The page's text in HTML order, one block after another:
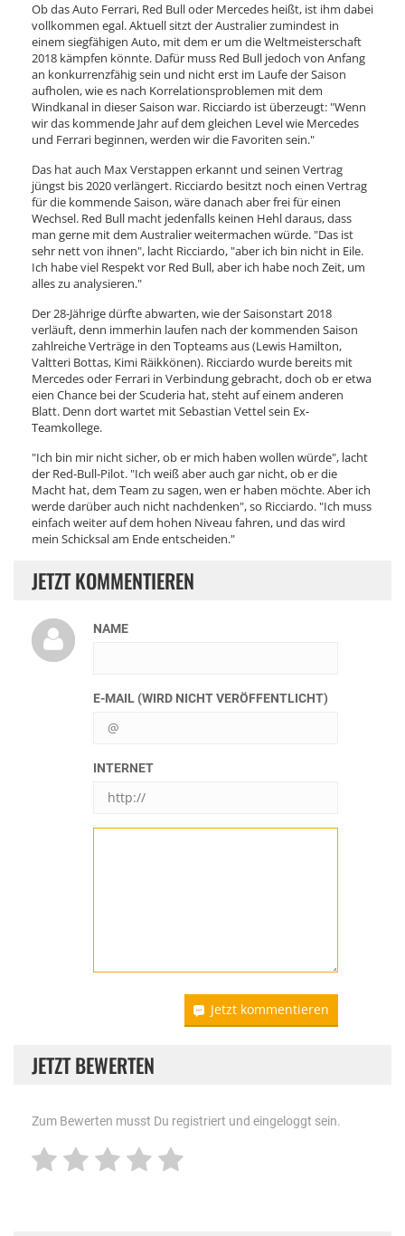
Ob das Auto Ferrari, Red Bull oder Mercedes heißt, ist ihm dabei
vollkommen egal. Aktuell sitzt der Australier zumindest in
einem siegfähigen Auto, mit dem er um die Weltmeisterschaft
2018 kämpfen könnte. Dafür muss Red Bull jedoch von Anfang
an konkurrenzfähig sein und nicht erst im Laufe der Saison
aufholen, wie es nach Korrelationsproblemen mit dem
Windkanal in dieser Saison war. Ricciardo ist überzeugt: "Wenn
wir das kommende Jahr auf dem gleichen Level wie Mercedes
und Ferrari beginnen, werden wir die Favoriten sein."
Das hat auch Max Verstappen erkannt und seinen Vertrag
jüngst bis 2020 verlängert. Ricciardo besitzt noch einen Vertrag
für die kommende Saison, wäre danach aber frei für einen
Wechsel. Red Bull macht jedenfalls keinen Hehl daraus, dass
man gerne mit dem Australier weitermachen würde. "Das ist
sehr nett von ihnen", lacht Ricciardo, "aber ich bin nicht in Eile.
Ich habe viel Respekt vor Red Bull, aber ich habe noch Zeit, um
alles zu analysieren."
Der 28-Jährige dürfte abwarten, wie der Saisonstart 2018
verläuft, denn immerhin laufen nach der kommenden Saison
zahlreiche Verträge in den Topteams aus (Lewis Hamilton,
Valtteri Bottas, Kimi Räikkönen). Ricciardo wurde bereits mit
Mercedes oder Ferrari in Verbindung gebracht, doch ob er etwa
eien Chance bei der Scuderia hat, steht auf einem anderen
Blatt. Denn dort wartet mit Sebastian Vettel sein Ex-
Teamkollege.
"Ich bin mir nicht sicher, ob er mich haben wollen würde", lacht
der Red-Bull-Pilot. "Ich weiß aber auch gar nicht, ob er die
Macht hat, dem Team zu sagen, wen er haben möchte. Aber ich
werde darüber auch nicht nachdenken", so Ricciardo. "Ich muss
einfach weiter auf dem hohen Niveau fahren, und das wird
mein Schicksal am Ende entscheiden."
JETZT KOMMENTIEREN
NAME
E-MAIL (WIRD NICHT VERÖFFENTLICHT)
INTERNET
Jetzt kommentieren
JETZT BEWERTEN
Zum Bewerten musst Du registriert und eingeloggt sein.